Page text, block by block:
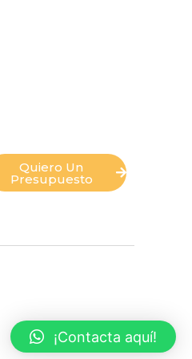
Quiero Un
Presupuesto
¡Contacta aquí!